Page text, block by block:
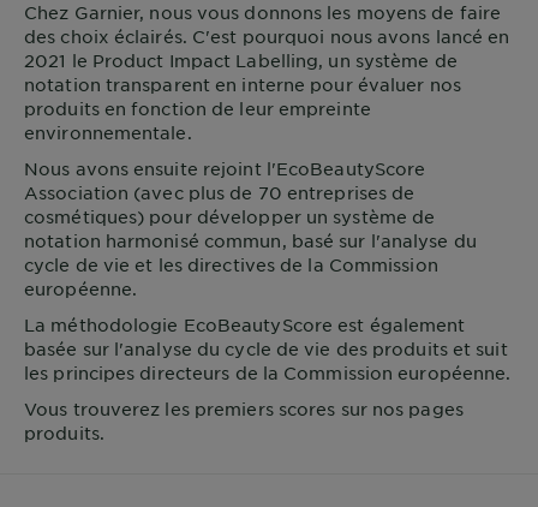
Chez Garnier, nous vous donnons les moyens de faire
des choix éclairés. C'est pourquoi nous avons lancé en
2021 le Product Impact Labelling, un système de
notation transparent en interne pour évaluer nos
produits en fonction de leur empreinte
environnementale.
Nous avons ensuite rejoint l'EcoBeautyScore
Association (avec plus de 70 entreprises de
cosmétiques) pour développer un système de
notation harmonisé commun, basé sur l'analyse du
cycle de vie et les directives de la Commission
européenne.
La méthodologie EcoBeautyScore est également
basée sur l'analyse du cycle de vie des produits et suit
les principes directeurs de la Commission européenne.
Vous trouverez les premiers scores sur nos pages
produits.